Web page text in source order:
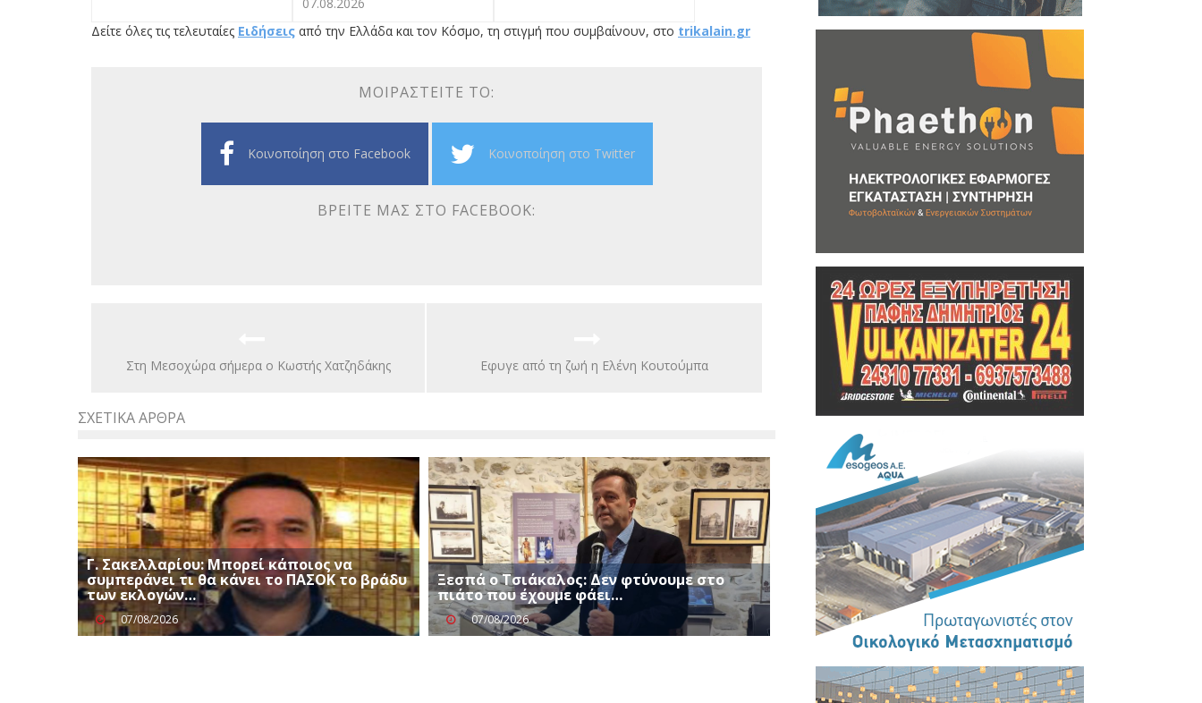
Δείτε όλες τις τελευταίες Ειδήσεις από την Ελλάδα και τον Κόσμο, τη στιγμή που συμβαίνουν, στο trikalain.gr
ΜΟΙΡΑΣΤΕΊΤΕ ΤΟ:
Κοινοποίηση στο Facebook Κοινοποίηση στο Twitter
ΒΡΕΊΤΕ ΜΑΣ ΣΤΟ FACEBOOK:
Στη Μεσοχώρα σήμερα ο Κωστής Χατζηδάκης Εφυγε από τη ζωή η Ελένη Κουτούμπα
ΣΧΕΤΙΚΆ ΆΡΘΡΑ
Γ. Σακελλαρίου: Μπορεί κάποιος να
συμπεράνει τι θα κάνει το ΠΑΣΟΚ το βράδυ
των εκλογών…
07/08/2026
Ξεσπά ο Τσιάκαλος: Δεν φτύνουμε στο
πιάτο που έχουμε φάει…
07/08/2026